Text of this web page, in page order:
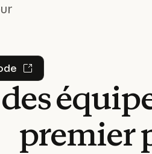
Claude Code
des
premier